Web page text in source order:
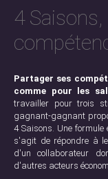
4
Partager ses
comme pour les
travailler pour trois
gagnant-gagnant
4 Saisons. Une formule
s'agit de répondre à
d'un collaborateur
d'autres acteurs